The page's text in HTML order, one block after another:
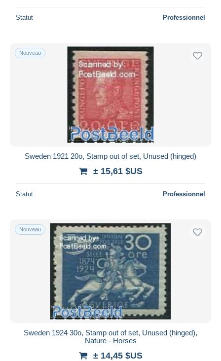
Statut Professionnel
Nouveau
Sweden 1921 20o, Stamp out of set, Unused (hinged)
± 15,61 $US
Statut Professionnel
Nouveau
Sweden 1924 30o, Stamp out of set, Unused (hinged),
Nature - Horses
± 14,45 $US